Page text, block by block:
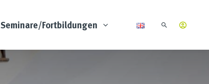
Seminare/Fortbildungen